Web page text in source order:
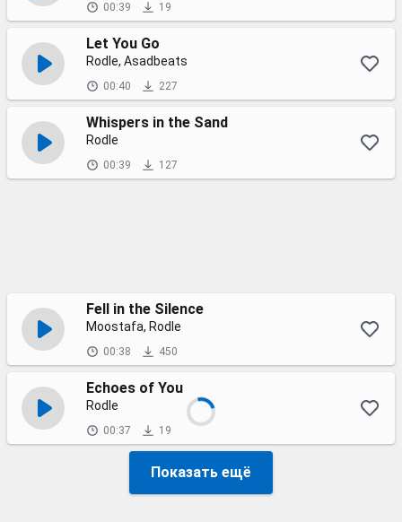
00:39 19
Let You Go
Rodle, Asadbeats
00:40 227
Whispers in the Sand
Rodle
00:39 127
Fell in the Silence
Moostafa, Rodle
00:38 450
Echoes of You
Rodle
00:37 19
Показать ещё